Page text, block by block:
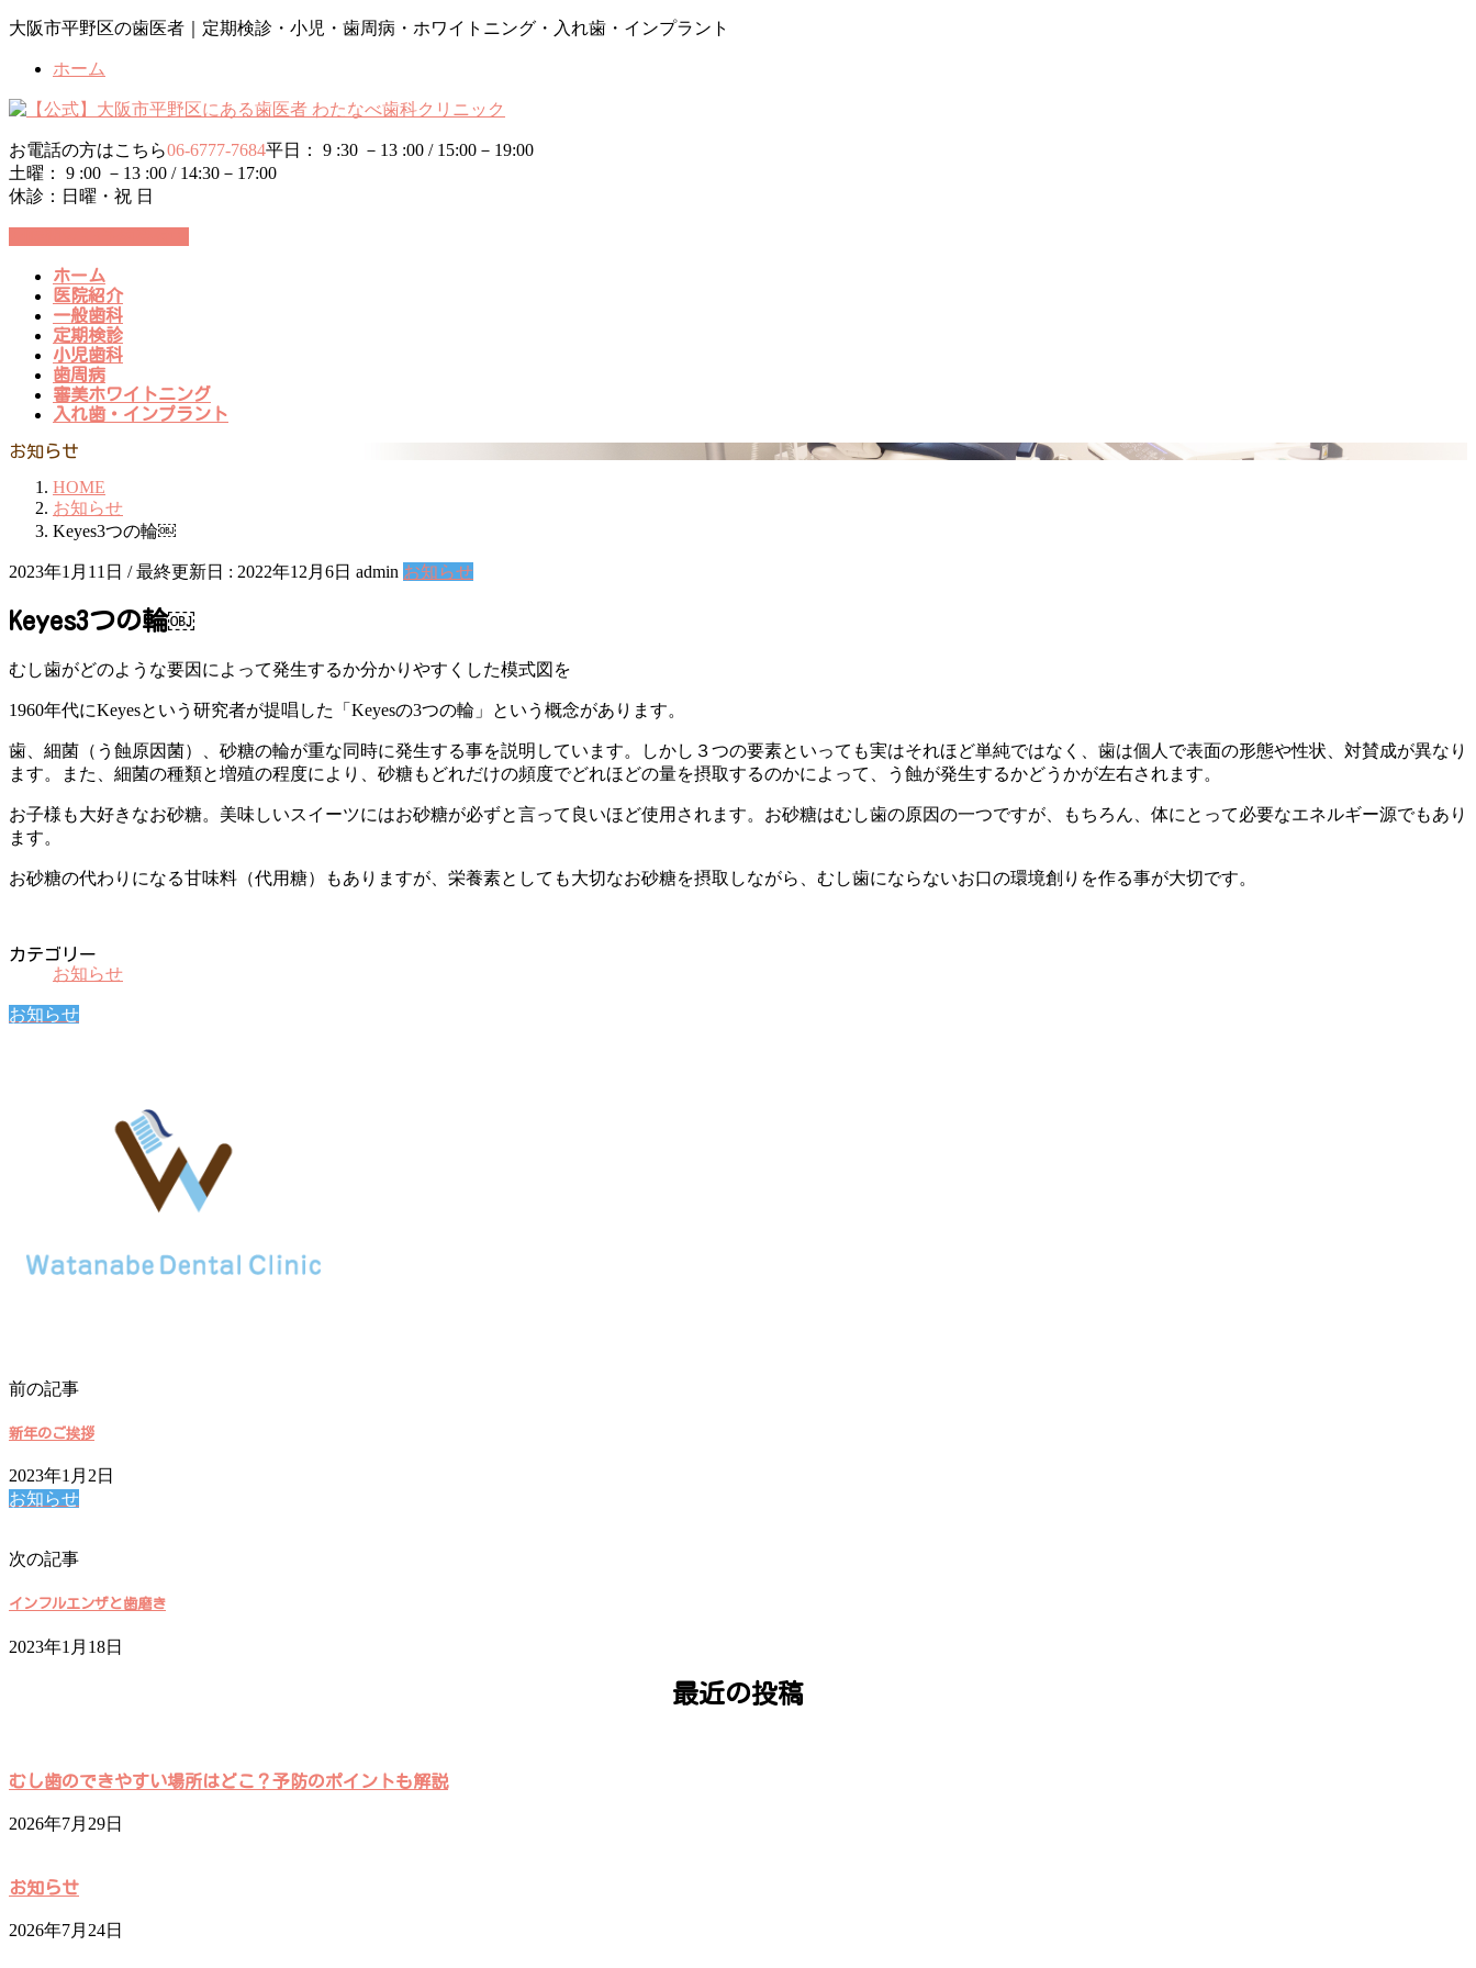
コ
ン
ツ
に
移
動
ナ
ー
シ
ョ
ン
に
大阪市平野区の歯医者｜定期検診・小児・歯周病・ホワイトニング・入れ歯・インプラント
ホーム
お電話の方はこちら06-6777-7684平日： 9 :30 －13 :00 / 15:00－19:00
土曜： 9 :00 －13 :00 / 14:30－17:00
休診：日曜・祝 日
ホーム
医院紹介
一般歯科
定期検診
小児歯科
歯周病
審美ホワイトニング
入れ歯・インプラント
お知らせ
HOME
お知らせ
Keyes3つの輪￼
2023年1月11日 / 最終更新日 : 2022年12月6日 admin お知らせ
Keyes3つの輪￼
むし歯がどのような要因によって発生するか分かりやすくした模式図を
1960年代にKeyesという研究者が提唱した「Keyesの3つの輪」という概念があります。
歯、細菌（う蝕原因菌）、砂糖の輪が重な同時に発生する事を説明しています。しかし３つの要素といっても実はそれほど単純ではなく、歯は個人で表面の形態や性状、対賛成が異なり
ます。また、細菌の種類と増殖の程度により、砂糖もどれだけの頻度でどれほどの量を摂取するのかによって、う蝕が発生するかどうかが左右されます。
お子様も大好きなお砂糖。美味しいスイーツにはお砂糖が必ずと言って良いほど使用されます。お砂糖はむし歯の原因の一つですが、もちろん、体にとって必要なエネルギー源でもあり
ます。
お砂糖の代わりになる甘味料（代用糖）もありますが、栄養素としても大切なお砂糖を摂取しながら、むし歯にならないお口の環境創りを作る事が大切です。
カテゴリー
お知らせ
お知らせ
前の記事
新年のご挨拶
2023年1月2日
お知らせ
次の記事
インフルエンザと歯磨き
2023年1月18日
最近の投稿
むし歯のできやすい場所はどこ？予防のポイントも解説
2026年7月29日
お知らせ
2026年7月24日